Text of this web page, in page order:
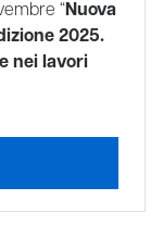
“Nuova
2025.
nei lavori